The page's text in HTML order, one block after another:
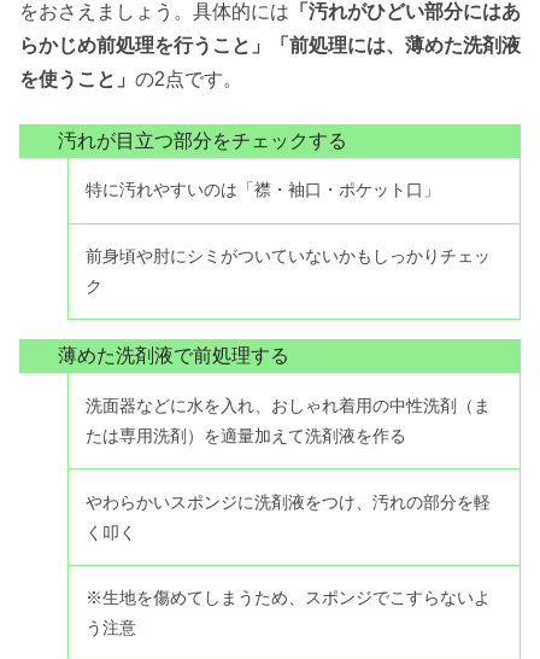
をおさえましょう。具体的には 「汚れがひどい部分にはあ
らかじめ前処理を行うこと」「前処理には、薄めた洗剤液
を使うこと」 の2点です。
汚れが目立つ部分をチェックする
特に汚れやすいのは「襟・袖口・ポケット口」
前身頃や肘にシミがついていないかもしっかりチェッ
ク
薄めた洗剤液で前処理する
洗面器などに水を入れ、おしゃれ着用の中性洗剤（ま
たは専用洗剤）を適量加えて洗剤液を作る
やわらかいスポンジに洗剤液をつけ、汚れの部分を軽
く叩く
※生地を傷めてしまうため、スポンジでこすらないよ
う注意